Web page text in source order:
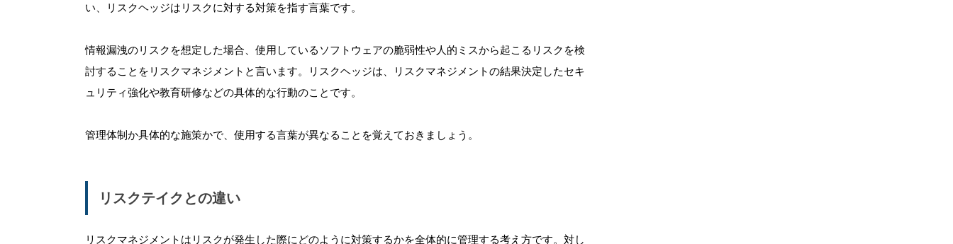
い、リスクヘッジはリスクに対する対策を指す言葉です。
情報漏洩のリスクを想定した場合、使用しているソフトウェアの脆弱性や人的ミスから起こるリスクを検
討することをリスクマネジメントと言います。リスクヘッジは、リスクマネジメントの結果決定したセキ
ュリティ強化や教育研修などの具体的な行動のことです。
管理体制か具体的な施策かで、使用する言葉が異なることを覚えておきましょう。
リスクテイクとの違い
リスクマネジメントはリスクが発生した際にどのように対策するかを全体的に管理する考え方です。対し